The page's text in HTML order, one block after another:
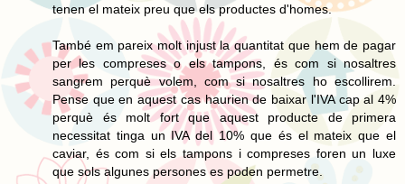
tenen el mateix preu que els productes d'homes.
També em pareix molt injust la quantitat que hem de pagar
per les compreses o els tampons, és com si nosaltres
sangrem perquè volem, com si nosaltres ho escollirem.
Pense que en aquest cas haurien de baixar l'IVA cap al 4%
perquè és molt fort que aquest producte de primera
necessitat tinga un IVA del 10% que és el mateix que el
caviar, és com si els tampons i compreses foren un luxe
que sols algunes persones es poden permetre.